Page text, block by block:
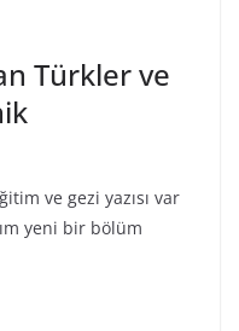
Türkler ve
ve gezi yazısı var
yeni bir bölüm